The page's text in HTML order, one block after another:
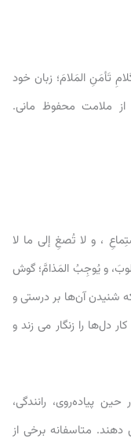
المَلامَ؛ زبان خود
ملامت محفوظ مانى.
، و لا تُصغِ إلى ما لا
و يُوجِبُ المَذامَّ؛ گوش
شنيدن آن‌ها بر درستى و
دل‌ها را زنگار مى زند و
متاسفانه برخی از
می‌کند. چه خوب است